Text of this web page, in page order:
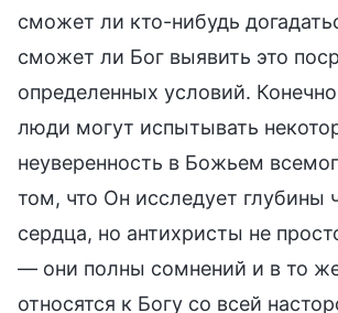
сможет ли кто-нибудь
сможет ли Бог выявить это
определенных условий.
люди могут испытывать
неуверенность в Божьем
том, что Он исследует глубины
сердца, но антихристы не
— они полны сомнений и в то
относятся к Богу со всей